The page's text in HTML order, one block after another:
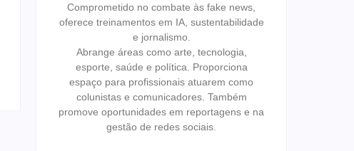
Comprometido no combate às fake news,
oferece treinamentos em IA, sustentabilidade
e jornalismo.
Abrange áreas como arte, tecnologia,
esporte, saúde e política. Proporciona
espaço para profissionais atuarem como
colunistas e comunicadores. Também
promove oportunidades em reportagens e na
gestão de redes sociais.